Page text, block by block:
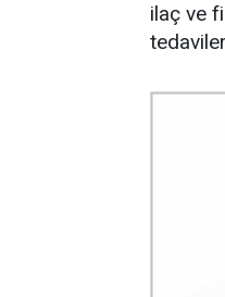
ilaç ve